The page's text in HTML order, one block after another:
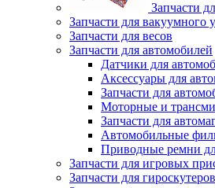
Запчасти
Запчасти для вакуумного
Запчасти для весов
Запчасти для автомобилей
Датчики для
Аксессуары для
Запчасти для
Моторные и
Запчасти для
Автомобильные
Приводные ремни
Запчасти для игровых
Запчасти для гироскутеров